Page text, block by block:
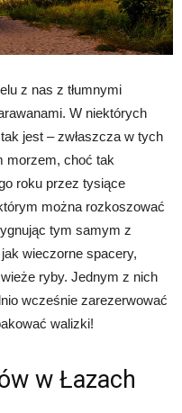
z nas z tłumnymi
W niektórych
jest – zwłaszcza w tych
morzem, choć tak
roku przez tysiące
można rozkoszować
tym samym z
wieczorne spacery,
ryby. Jednym z nich
wcześnie zarezerwować
walizki!
w Łazach